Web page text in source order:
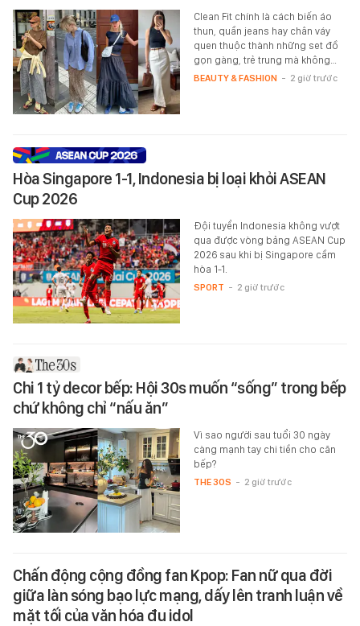
Clean Fit chính là cách biến áo
thun, quần jeans hay chân váy
quen thuộc thành những set đồ
gọn gàng, trẻ trung mà không…
BEAUTY & FASHION - 2 giờ trước
Hòa Singapore 1-1, Indonesia bị loại khỏi ASEAN
Cup 2026
Đội tuyển Indonesia không vượt
qua được vòng bảng ASEAN Cup
2026 sau khi bị Singapore cầm
hòa 1-1.
SPORT - 2 giờ trước
Chi 1 tỷ decor bếp: Hội 30s muốn “sống” trong bếp
chứ không chỉ “nấu ăn”
Vì sao người sau tuổi 30 ngày
càng mạnh tay chi tiền cho căn
bếp?
THE 30S - 2 giờ trước
Chấn động cộng đồng fan Kpop: Fan nữ qua đời
giữa làn sóng bạo lực mạng, dấy lên tranh luận về
mặt tối của văn hóa đu idol